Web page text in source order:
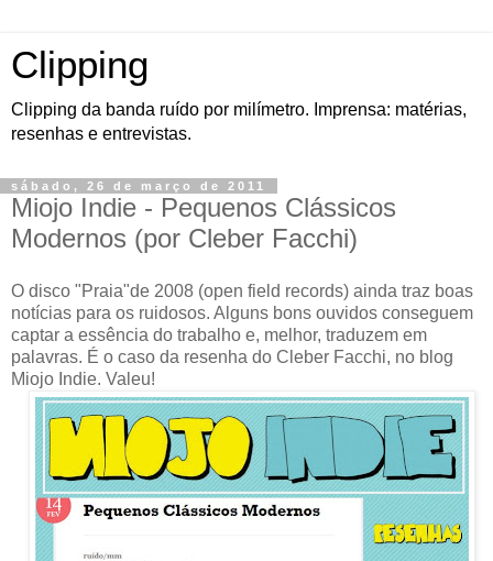
Clipping
Clipping da banda ruído por milímetro. Imprensa: matérias,
resenhas e entrevistas.
sábado, 26 de março de 2011
Miojo Indie - Pequenos Clássicos
Modernos (por Cleber Facchi)
O disco "Praia"de 2008 (open field records) ainda traz boas
notícias para os ruidosos. Alguns bons ouvidos conseguem
captar a essência do trabalho e, melhor, traduzem em
palavras. É o caso da resenha do Cleber Facchi, no blog
Miojo Indie. Valeu!